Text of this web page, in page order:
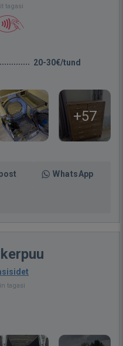
tagasi
20-30€/tund
+57
WhatsApp
tagasi